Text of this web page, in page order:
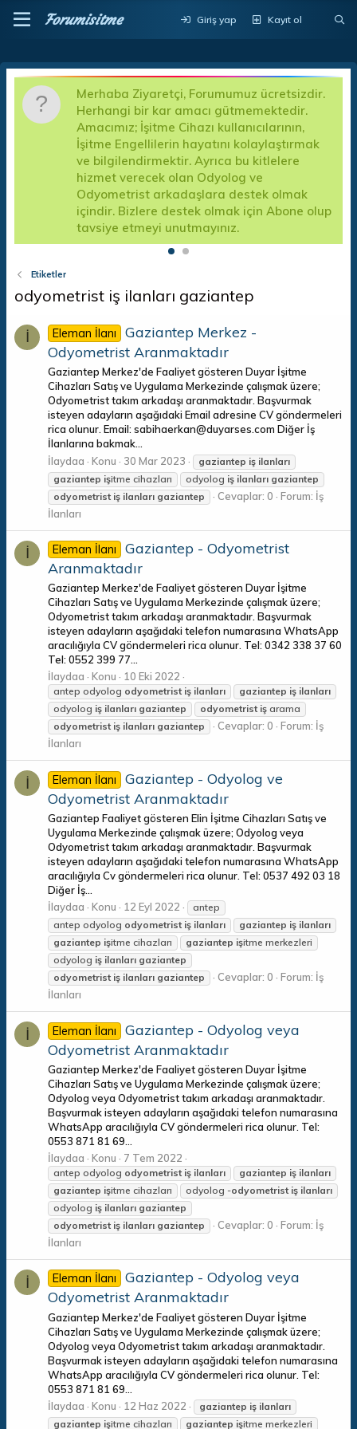
Forumisitme Giriş yap Kayıt ol
Değerli Forum Kullanıcılarımız; Şikayet kısımlarında
açılan asılsız şikayetlerden forumumuz sorumlu
değildir. Asılsız şikayet yapan kişiler için forum
kullanıma kapatılacak ve mesajları silinecektir.
Asılsız şikayet yapan kişilere ait bilgiler resmi kanalla
forumumuzdan talep edildiğinde ilgili kuruma teslim
edilecektir.
Etiketler
odyometrist iş ilanları gaziantep
İ Eleman İlanı
Gaziantep Merkez -
Odyometrist Aranmaktadır
Gaziantep Merkez'de Faaliyet gösteren Duyar İşitme
Cihazları Satış ve Uygulama Merkezinde çalışmak üzere;
Odyometrist takım arkadaşı aranmaktadır. Başvurmak
isteyen adayların aşağıdaki Email adresine CV göndermeleri
rica olunur. Email: sabihaerkan@duyarses.com Diğer İş
İlanlarına bakmak...
İlaydaa
Konu 30 Mar 2023 gaziantep iş ilanları
gaziantep işitme cihazları odyolog iş ilanları gaziantep
odyometrist iş ilanları gaziantep Cevaplar: 0 Forum: İş
İlanları
İ Eleman İlanı
Gaziantep - Odyometrist
Aranmaktadır
Gaziantep Merkez'de Faaliyet gösteren Duyar İşitme
Cihazları Satış ve Uygulama Merkezinde çalışmak üzere;
Odyometrist takım arkadaşı aranmaktadır. Başvurmak
isteyen adayların aşağıdaki telefon numarasına WhatsApp
aracılığıyla CV göndermeleri rica olunur. Tel: 0342 338 37 60
Tel: 0552 399 77...
İlaydaa
Konu 10 Eki 2022
antep odyolog odyometrist iş ilanları gaziantep iş ilanları
odyolog iş ilanları gaziantep odyometrist iş arama
odyometrist iş ilanları gaziantep Cevaplar: 0 Forum: İş
İlanları
İ Eleman İlanı
Gaziantep - Odyolog ve
Odyometrist Aranmaktadır
Gaziantep Faaliyet gösteren Elin İşitme Cihazları Satış ve
Uygulama Merkezinde çalışmak üzere; Odyolog veya
Odyometrist takım arkadaşı aranmaktadır. Başvurmak
isteyen adayların aşağıdaki telefon numarasına WhatsApp
aracılığıyla Cv göndermeleri rica olunur. Tel: 0537 492 03 18
Diğer İş...
İlaydaa
Konu 12 Eyl 2022
antep
antep odyolog odyometrist iş ilanları gaziantep iş ilanları
gaziantep işitme cihazları gaziantep işitme merkezleri
odyolog iş ilanları gaziantep
odyometrist iş ilanları gaziantep Cevaplar: 0 Forum: İş
İlanları
İ Eleman İlanı
Gaziantep - Odyolog veya
Odyometrist Aranmaktadır
Gaziantep Merkez'de Faaliyet gösteren Duyar İşitme
Cihazları Satış ve Uygulama Merkezinde çalışmak üzere;
Odyolog veya Odyometrist takım arkadaşı aranmaktadır.
Başvurmak isteyen adayların aşağıdaki telefon numarasına
WhatsApp aracılığıyla CV göndermeleri rica olunur. Tel:
0553 871 81 69...
İlaydaa
Konu 7 Tem 2022
antep odyolog odyometrist iş ilanları gaziantep iş ilanları
gaziantep işitme cihazları odyolog -odyometrist iş ilanları
odyolog iş ilanları gaziantep
odyometrist iş ilanları gaziantep Cevaplar: 0 Forum: İş
İlanları
İ Eleman İlanı
Gaziantep - Odyolog veya
Odyometrist Aranmaktadır
Gaziantep Merkez'de Faaliyet gösteren Duyar İşitme
Cihazları Satış ve Uygulama Merkezinde çalışmak üzere;
Odyolog veya Odyometrist takım arkadaşı aranmaktadır.
Başvurmak isteyen adayların aşağıdaki telefon numarasına
WhatsApp aracılığıyla CV göndermeleri rica olunur. Tel:
0553 871 81 69...
İlaydaa
Konu 12 Haz 2022 gaziantep iş ilanları
gaziantep işitme cihazları gaziantep işitme merkezleri